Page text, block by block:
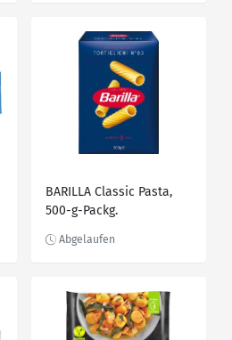
BARILLA Classic Pasta,
500-g-Packg.